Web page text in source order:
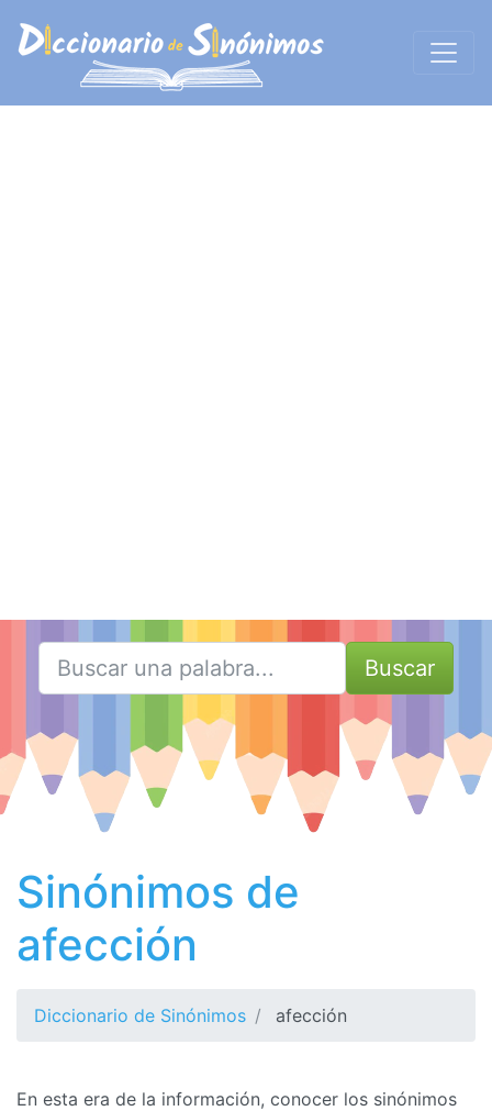
Buscar
Sinónimos de
afección
Diccionario de Sinónimos afección
En esta era de la información, conocer los sinónimos